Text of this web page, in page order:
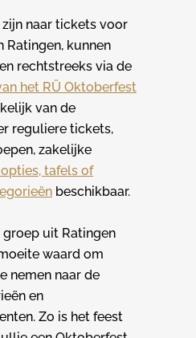
naar tickets voor
Ratingen, kunnen
rechtstreeks via de
het RÜ Oktoberfest
van de
reguliere tickets,
zakelijke
tafels of
beschikbaar.
uit Ratingen
waard om
nemen naar de
en
Zo is het feest